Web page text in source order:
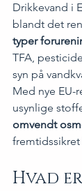
Drikkevand i
blandt det
typer
TFA,
syn på
Med nye
usynlige
omvendt
Hvad